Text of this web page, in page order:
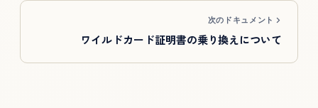
次のドキュメント
ワイルドカード証明書の乗り換えについて